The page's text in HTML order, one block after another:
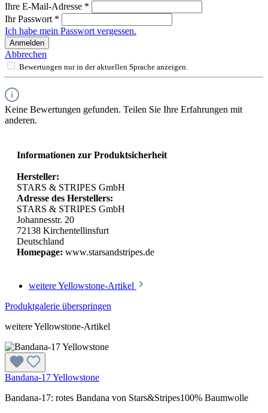
Ihre E-Mail-Adresse *
Ihr Passwort *
Ich habe mein Passwort vergessen.
Anmelden
Abbrechen
Bewertungen nur in der aktuellen Sprache anzeigen.
Keine Bewertungen gefunden. Teilen Sie Ihre Erfahrungen mit
anderen.
Informationen zur Produktsicherheit
Hersteller:
STARS & STRIPES GmbH
Adresse des Herstellers:
STARS & STRIPES GmbH
Johannesstr. 20
72138 Kirchentellinsfurt
Deutschland
Homepage: www.starsandstripes.de
weitere Yellowstone-Artikel
Produktgalerie überspringen
weitere Yellowstone-Artikel
Bandana-17 Yellowstone
Bandana-17: rotes Bandana von Stars&Stripes100% Baumwolle